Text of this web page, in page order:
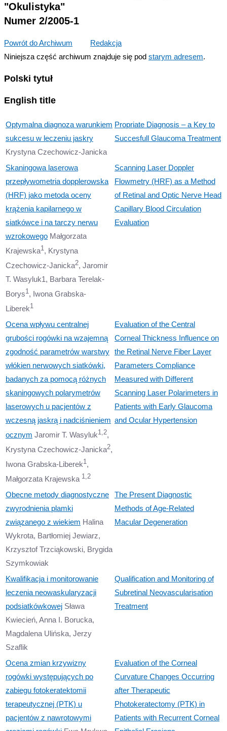
"Okulistyka"
Numer 2/2005-1
Powrót do Archiwum
Redakcja
Niniejsza część archiwum znajduje się pod starym adresem.
Polski tytuł
English title
Optymalna diagnoza warunkiem
sukcesu w leczeniu jaskry
Krystyna Czechowicz-Janicka
Propriate Diagnosis – a Key to
Succesfull Glaucoma Treatment
Skaningowa laserowa
przepływometria dopplerowska
(HRF) jako metoda oceny
krążenia kapilarnego w
siatkówce i na tarczy nerwu
wzrokowego Małgorzata
Krajewska1, Krystyna
Czechowicz-Janicka2, Jaromir
T. Wasyluk1, Barbara Terelak-
Borys1, Iwona Grabska-
Liberek1
Scanning Laser Doppler
Flowmetry (HRF) as a Method
of Retinal and Optic Nerve Head
Capillary Blood Circulation
Evaluation
Ocena wpływu centralnej
grubości rogówki na wzajemną
zgodność parametrów warstwy
włókien nerwowych siatkówki,
badanych za pomocą różnych
skaningowych polarymetrów
laserowych u pacjentów z
wczesną jaskrą i nadciśnieniem
ocznym Jaromir T. Wasyluk1,2,
Krystyna Czechowicz-Janicka2,
Iwona Grabska-Liberek1,
Małgorzata Krajewska 1,2
Evaluation of the Central
Corneal Thickness Influence on
the Retinal Nerve Fiber Layer
Parameters Compliance
Measured with Different
Scanning Laser Polarimeters in
Patients with Early Glaucoma
and Ocular Hypertension
Obecne metody diagnostyczne
zwyrodnienia plamki
związanego z wiekiem Halina
Wykrota, Bartłomiej Jewiarz,
Krzysztof Trzciąkowski, Brygida
Szymkowiak
The Present Diagnostic
Methods of Age-Related
Macular Degeneration
Kwalifikacja i monitorowanie
leczenia neowaskularyzacji
podsiatkówkowej Sława
Kwiecień, Anna I. Borucka,
Magdalena Ulińska, Jerzy
Szaflik
Qualification and Monitoring of
Subretinal Neovascularisation
Treatment
Ocena zmian krzywizny
rogówki występujących po
zabiegu fotokeratektomii
terapeutycznej (PTK) u
pacjentów z nawrotowymi
Evaluation of the Corneal
Curvature Changes Occurring
after Therapeutic
Photokeratectomy (PTK) in
Patients with Recurrent Corneal